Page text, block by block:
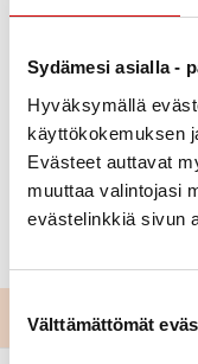
Sydämesi asialla -
Hyväksymällä
käyttökokemuksen
Evästeet auttavat
muuttaa valintojasi
evästelinkkiä sivun
Välttämättömät
Syyskuussa 22.-
mm.
yhdessäoloa,
mennessä.
Ohjelma,